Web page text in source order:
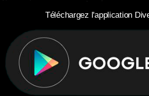
Téléchargez l'application